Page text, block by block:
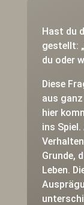
Hast du
gestellt:
du oder
Diese
aus
hier
ins
Grunde,
Leben.